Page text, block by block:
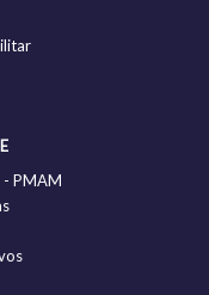
- PMAM